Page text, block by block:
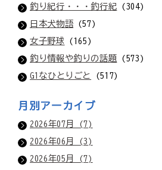
釣り紀行・・・釣行紀 (304)
日本犬物語(57)
女子野球 (165)
釣り情報や釣りの話題 (573)
G1なひとりごと
(517)
月別アーカイブ
2026年07月 (7)
2026年06月 (3)
2026年05月 (7)